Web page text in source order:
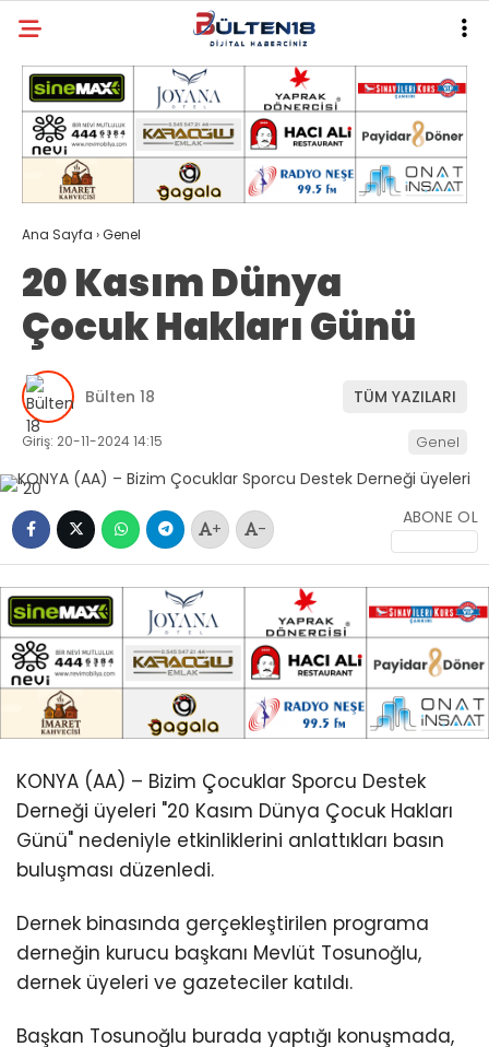
Ana Sayfa ›Genel
20 Kasım Dünya
Çocuk Hakları Günü
Bülten 18 TÜM YAZILARI
Giriş: 20-11-2024 14:15 Genel
+ -
ABONE OL
KONYA (AA) – Bizim Çocuklar Sporcu Destek
Derneği üyeleri "20 Kasım Dünya Çocuk Hakları
Günü" nedeniyle etkinliklerini anlattıkları basın
buluşması düzenledi.
Dernek binasında gerçekleştirilen programa
derneğin kurucu başkanı Mevlüt Tosunoğlu,
dernek üyeleri ve gazeteciler katıldı.
Başkan Tosunoğlu burada yaptığı konuşmada,